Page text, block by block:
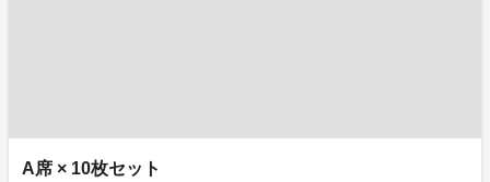
A席 × 10枚セット